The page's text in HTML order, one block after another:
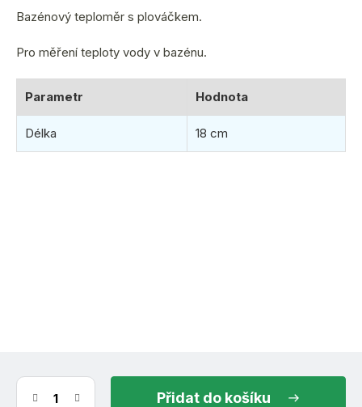
0,0
5
Bazénový teploměr s plováčkem.
Pro měření teploty vody v bazénu.
Parametr Hodnota
Délka 18 cm
do košíku